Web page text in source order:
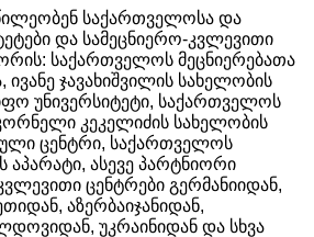
საქართველოსა და
და სამეცნიერო-კვლევითი
საქართველოს მეცნიერებათა
ჯავახიშვილის სახელობის
უნივერსიტეტი, საქართველოს
კეკელიძის სახელობის
ცენტრი, საქართველოს
ასევე პარტნიორი
ცენტრები გერმანიიდან,
აზერბაიჯანიდან,
უკრაინიდან და სხვა